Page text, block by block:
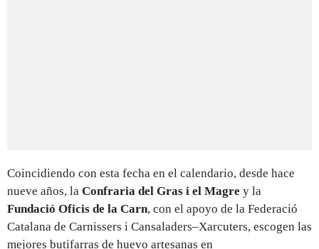
Coincidiendo con esta fecha en el calendario, desde hace
nueve años, la Confraria del Gras i el Magre y la
Fundació Oficis de la Carn, con el apoyo de la Federació
Catalana de Carnissers i Cansaladers–Xarcuters, escogen las
mejores butifarras de huevo artesanas en